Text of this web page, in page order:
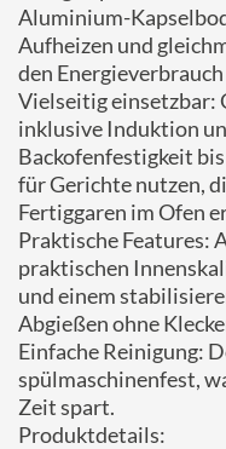
Aluminium-
Aufheizen und
den
Vielseitig einsetzbar:
inklusive Induktion
Backofenfestigkeit bis
für Gerichte nutzen,
Fertiggaren im Ofen
Praktische Features:
praktischen
und einem
Abgießen ohne
Einfache Reinigung:
spülmaschinenfest,
Zeit spart.
Produktdetails: